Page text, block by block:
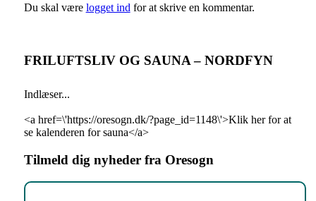
Du skal være logget ind for at skrive en kommentar.
FRILUFTSLIV OG SAUNA – NORDFYN
Indlæser...
<a href=\'https://oresogn.dk/?page_id=1148\'>Klik her for at
se kalenderen for sauna</a>
Tilmeld dig nyheder fra Oresogn